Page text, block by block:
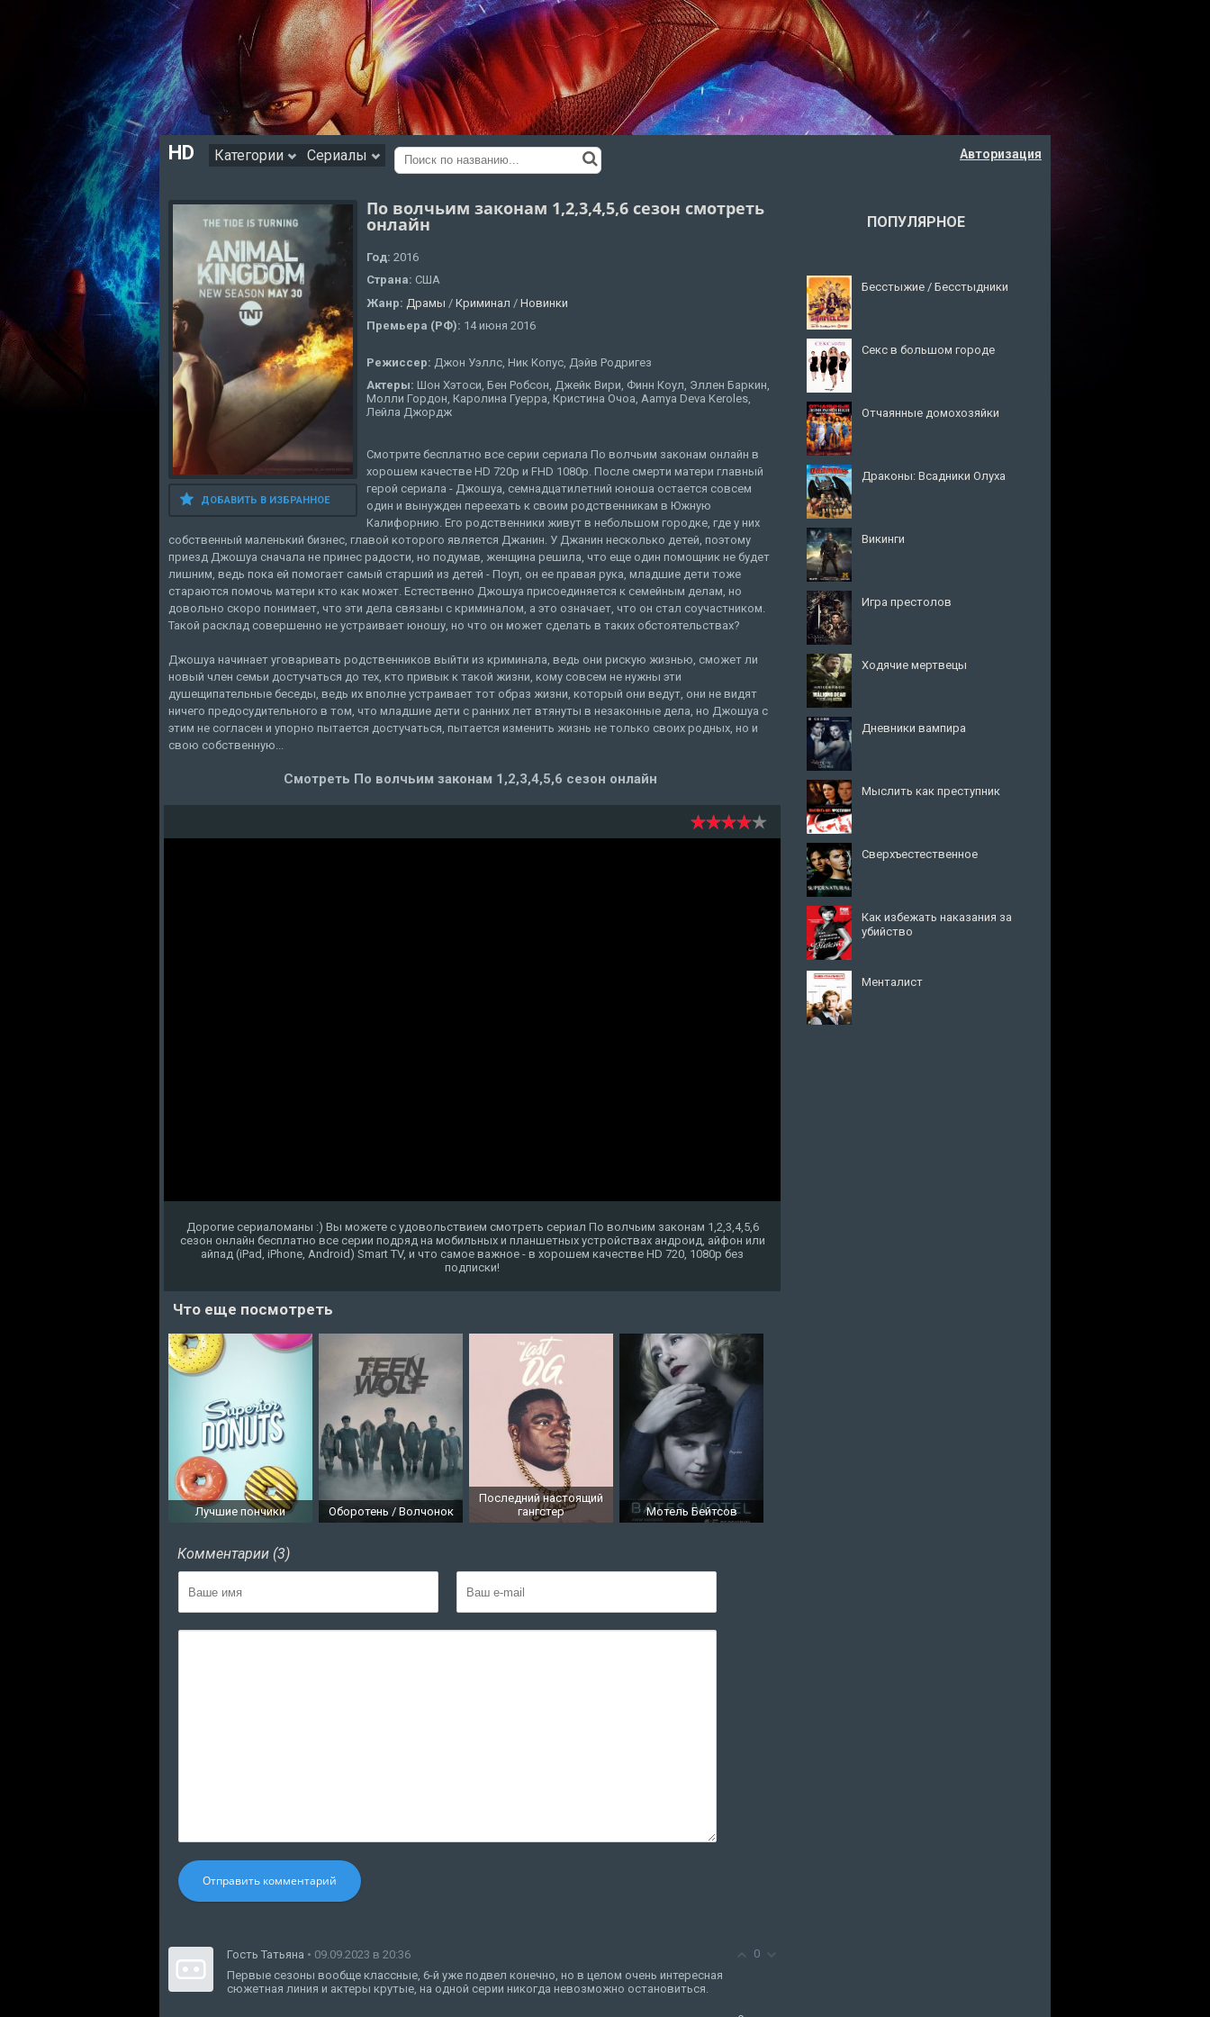
HD Категории Сериалы Авторизация
ДОБАВИТЬ В ИЗБРАННОЕ
По волчьим законам 1,2,3,4,5,6 сезон смотреть
онлайн
Год: 2016
Страна: США
Жанр: Драмы / Криминал / Новинки
Премьера (РФ): 14 июня 2016
Режиссер: Джон Уэллс, Ник Копус, Дэйв Родригез
Актеры: Шон Хэтоси, Бен Робсон, Джейк Вири, Финн Коул, Эллен Баркин,
Молли Гордон, Каролина Гуерра, Кристина Очоа, Aamya Deva Keroles,
Лейла Джордж
Смотрите бесплатно все серии сериала По волчьим законам онлайн в
хорошем качестве HD 720p и FHD 1080p. После смерти матери главный
герой сериала - Джошуа, семнадцатилетний юноша остается совсем
один и вынужден переехать к своим родственникам в Южную
Калифорнию. Его родственники живут в небольшом городке, где у них
собственный маленький бизнес, главой которого является Джанин. У Джанин несколько детей, поэтому
приезд Джошуа сначала не принес радости, но подумав, женщина решила, что еще один помощник не будет
лишним, ведь пока ей помогает самый старший из детей - Поуп, он ее правая рука, младшие дети тоже
стараются помочь матери кто как может. Естественно Джошуа присоединяется к семейным делам, но
довольно скоро понимает, что эти дела связаны с криминалом, а это означает, что он стал соучастником.
Такой расклад совершенно не устраивает юношу, но что он может сделать в таких обстоятельствах?
Джошуа начинает уговаривать родственников выйти из криминала, ведь они рискую жизнью, сможет ли
новый член семьи достучаться до тех, кто привык к такой жизни, кому совсем не нужны эти
душещипательные беседы, ведь их вполне устраивает тот образ жизни, который они ведут, они не видят
ничего предосудительного в том, что младшие дети с ранних лет втянуты в незаконные дела, но Джошуа с
этим не согласен и упорно пытается достучаться, пытается изменить жизнь не только своих родных, но и
свою собственную...
Смотреть По волчьим законам 1,2,3,4,5,6 сезон онлайн
Дорогие сериаломаны :) Вы можете с удовольствием смотреть сериал По волчьим законам 1,2,3,4,5,6
сезон онлайн бесплатно все серии подряд на мобильных и планшетных устройствах андроид, айфон или
айпад (iPad, iPhone, Android) Smart TV, и что самое важное - в хорошем качестве HD 720, 1080p без
подписки!
Что еще посмотреть
Лучшие пончики Оборотень / Волчонок
Последний настоящий
гангстер
Мотель Бейтсов
Комментарии (3)
Отправить комментарий
0
Гость Татьяна • 09.09.2023 в 20:36
Первые сезоны вообще классные, 6-й уже подвел конечно, но в целом очень интересная
сюжетная линия и актеры крутые, на одной серии никогда невозможно остановиться.
ПОПУЛЯРНОЕ
Бесстыжие / Бесстыдники
Секс в большом городе
Отчаянные домохозяйки
Драконы: Всадники Олуха
Викинги
Игра престолов
Ходячие мертвецы
Дневники вампира
Мыслить как преступник
Сверхъестественное
Как избежать наказания за
убийство
Менталист